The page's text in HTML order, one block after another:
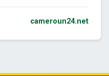
cameroun24.net